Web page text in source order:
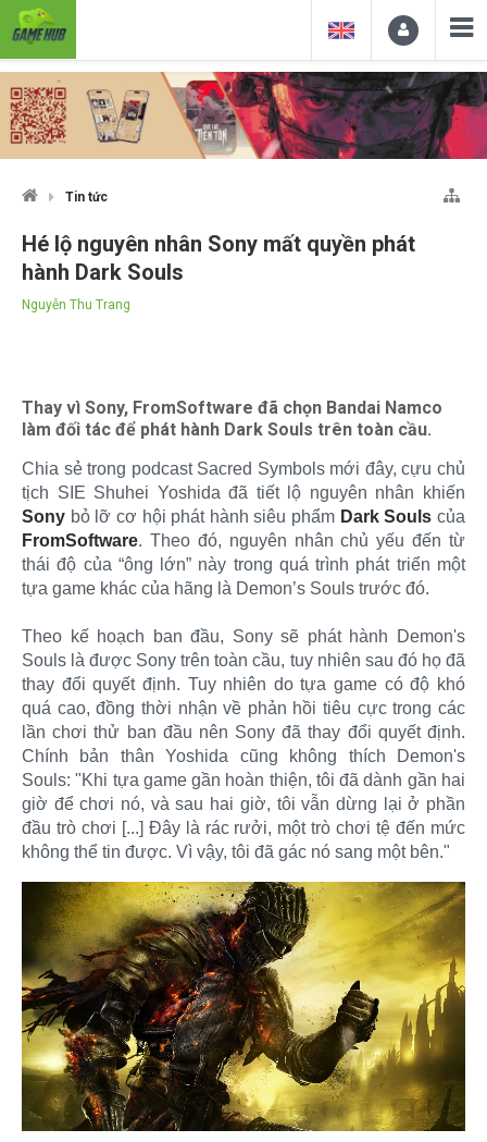
Tin tức
Hé lộ nguyên nhân Sony mất quyền phát
hành Dark Souls
Nguyễn Thu Trang
Thay vì Sony, FromSoftware đã chọn Bandai Namco
làm đối tác để phát hành Dark Souls trên toàn cầu.
Chia sẻ trong podcast Sacred Symbols mới đây, cựu chủ
tịch SIE Shuhei Yoshida đã tiết lộ nguyên nhân khiến
Sony bỏ lỡ cơ hội phát hành siêu phẩm Dark Souls của
FromSoftware. Theo đó, nguyên nhân chủ yếu đến từ
thái độ của “ông lớn” này trong quá trình phát triển một
tựa game khác của hãng là Demon’s Souls trước đó.
Theo kế hoạch ban đầu, Sony sẽ phát hành Demon's
Souls là được Sony trên toàn cầu, tuy nhiên sau đó họ đã
thay đổi quyết định. Tuy nhiên do tựa game có độ khó
quá cao, đồng thời nhận về phản hồi tiêu cực trong các
lần chơi thử ban đầu nên Sony đã thay đổi quyết định.
Chính bản thân Yoshida cũng không thích Demon's
Souls: "Khi tựa game gần hoàn thiện, tôi đã dành gần hai
giờ để chơi nó, và sau hai giờ, tôi vẫn dừng lại ở phần
đầu trò chơi [...] Đây là rác rưởi, một trò chơi tệ đến mức
không thể tin được. Vì vậy, tôi đã gác nó sang một bên."​